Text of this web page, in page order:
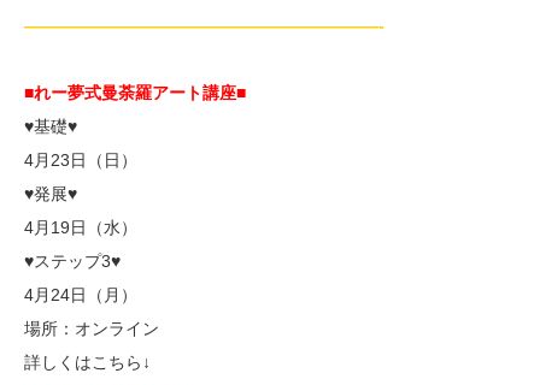
—————————————————————-
■れー夢式曼荼羅アート講座■
♥基礎♥
4月23日（日）
♥発展♥
4月19日（水）
♥ステップ3♥
4月24日（月）
場所：オンライン
詳しくはこちら↓